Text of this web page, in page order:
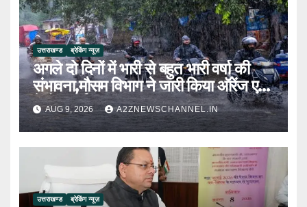
उत्तराखण्ड ब्रेकिंग न्यूज़
अगले दो दिनों में भारी से बहुत भारी वर्षा की
संभावना,मौसम विभाग ने जारी किया ऑरेंज एवं
येलो अलर्ट
AUG 9, 2026 A2ZNEWSCHANNEL.IN
उत्तराखण्ड ब्रेकिंग न्यूज़